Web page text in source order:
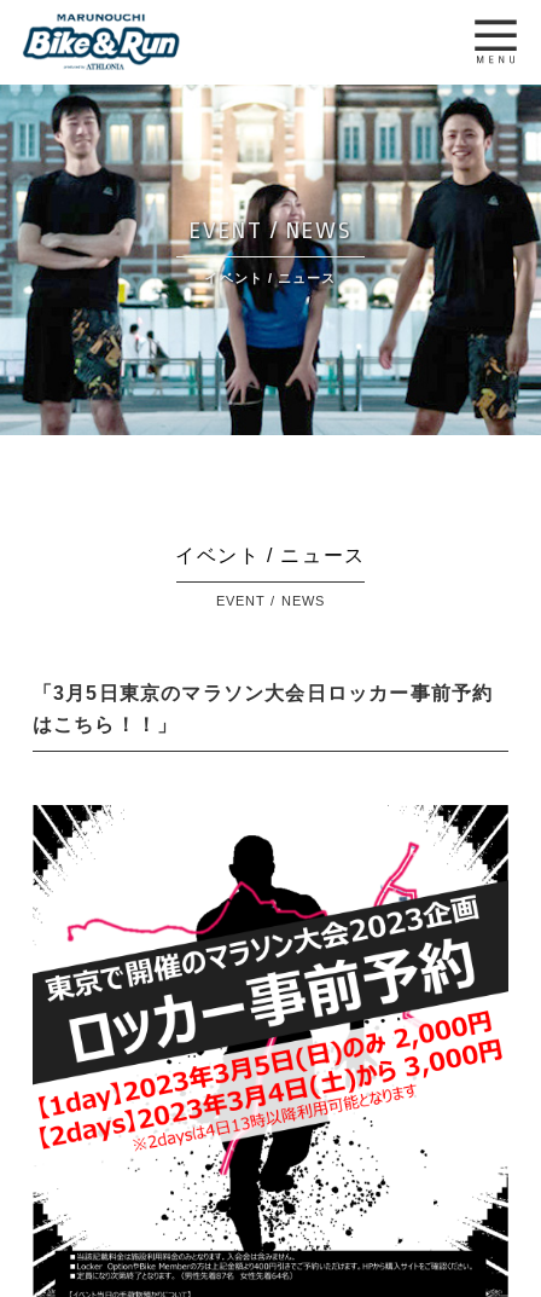
EVENT / NEWS
イベント / ニュース
イベント / ニュース
EVENT / NEWS
「3月5日東京のマラソン大会日ロッカー事前予約
はこちら！！」